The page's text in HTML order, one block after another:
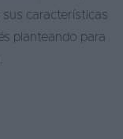
características
planteando para